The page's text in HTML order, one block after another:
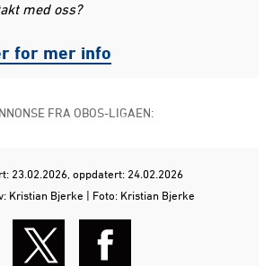
med oss?
for mer info
FRA OBOS-LIGAEN:
23.02.2026, oppdatert: 24.02.2026
Kristian Bjerke | Foto: Kristian Bjerke